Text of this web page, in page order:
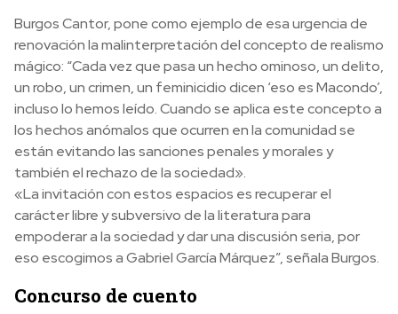
Burgos Cantor, pone como ejemplo de esa urgencia de
renovación la malinterpretación del concepto de realismo
mágico: “Cada vez que pasa un hecho ominoso, un delito,
un robo, un crimen, un feminicidio dicen ‘eso es Macondo’,
incluso lo hemos leído. Cuando se aplica este concepto a
los hechos anómalos que ocurren en la comunidad se
están evitando las sanciones penales y morales y
también el rechazo de la sociedad».
«La invitación con estos espacios es recuperar el
carácter libre y subversivo de la literatura para
empoderar a la sociedad y dar una discusión seria, por
eso escogimos a Gabriel García Márquez”, señala Burgos.
Concurso de cuento